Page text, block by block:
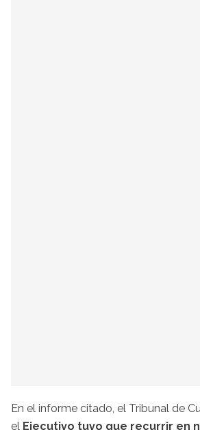
En el informe citado, el Tribunal de
el Ejecutivo tuvo que recurrir en